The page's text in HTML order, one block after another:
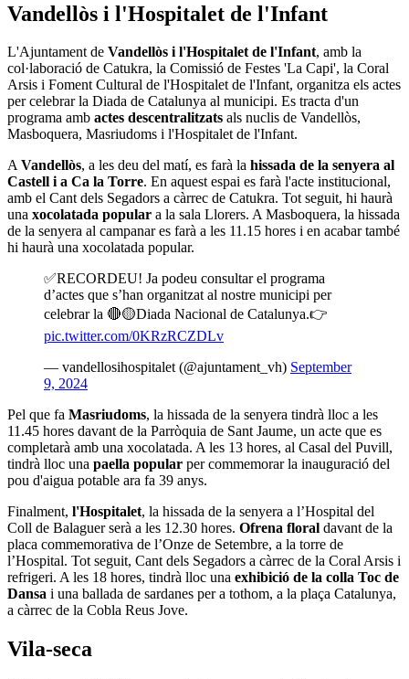
Vandellòs i l'Hospitalet de l'Infant
L'Ajuntament de Vandellòs i l'Hospitalet de l'Infant, amb la
col·laboració de Catukra, la Comissió de Festes 'La Capi', la Coral
Arsis i Foment Cultural de l'Hospitalet de l'Infant, organitza els actes
per celebrar la Diada de Catalunya al municipi. Es tracta d'un
programa amb actes descentralitzats als nuclis de Vandellòs,
Masboquera, Masriudoms i l'Hospitalet de l'Infant.
AVandellòs, a les deu del matí, es farà la hissada de la senyera al
Castell i a Ca la Torre. En aquest espai es farà l'acte institucional,
amb el Cant dels Segadors a càrrec de Catukra. Tot seguit, hi haurà
una xocolatada popular a la sala Llorers. A Masboquera, la hissada
de la senyera al campanar es farà a les 11.15 hores i en acabar també
hi haurà una xocolatada popular.
✅RECORDEU! Ja podeu consultar el programa
d’actes que s’han organitzat al nostre municipi per
celebrar la 🔴🟡Diada Nacional de Catalunya.👉
pic.twitter.com/0KRzRCZDLv
— vandellosihospitalet (@ajuntament_vh) September
9, 2024
Pel que fa Masriudoms, la hissada de la senyera tindrà lloc a les
11.45 hores davant de la Parròquia de Sant Jaume, un acte que es
completarà amb una xocolatada. A les 13 hores, al Casal del Puvill,
tindrà lloc una paella popular per commemorar la inauguració del
pou d'aigua potable ara fa 39 anys.
Finalment, l'Hospitalet, la hissada de la senyera a l’Hospital del
Coll de Balaguer serà a les 12.30 hores. Ofrena floral davant de la
placa commemorativa de l’Onze de Setembre, a la torre de
l’Hospital. Tot seguit, Cant dels Segadors a càrrec de la Coral Arsis i
refrigeri. A les 18 hores, tindrà lloc una exhibició de la colla Toc de
Dansa i una ballada de sardanes per a tothom, a la plaça Catalunya,
a càrrec de la Cobla Reus Jove.
Vila-seca